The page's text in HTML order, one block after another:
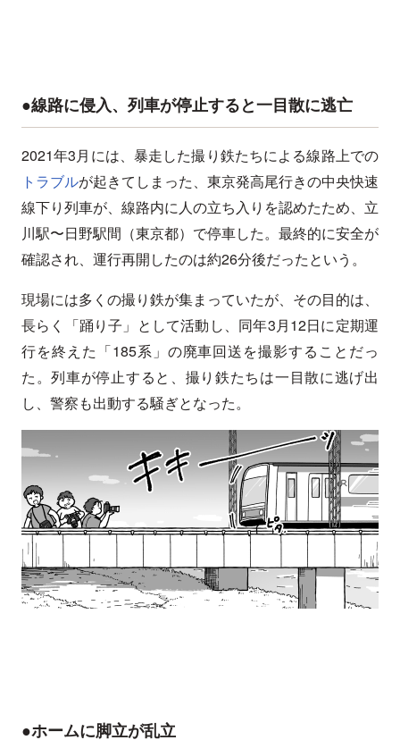
●線路に侵入、列車が停止すると一目散に逃亡
2021年3月には、暴走した撮り鉄たちによる線路上での
トラブルが起きてしまった、東京発高尾行きの中央快速
線下り列車が、線路内に人の立ち入りを認めたため、立
川駅〜日野駅間（東京都）で停車した。最終的に安全が
確認され、運行再開したのは約26分後だったという。
現場には多くの撮り鉄が集まっていたが、その目的は、
長らく「踊り子」として活動し、同年3月12日に定期運
行を終えた「185系」の廃車回送を撮影することだっ
た。列車が停止すると、撮り鉄たちは一目散に逃げ出
し、警察も出動する騒ぎとなった。
●ホームに脚立が乱立